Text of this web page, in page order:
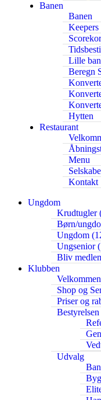
Banen
Banen
Lille
Beregn
Hytten
Restaurant
Menu
Kontakt
Ungdom
Krudtugler
Børn/
Ungdom
Ungsenior
Bliv
Klubben
Velkommen
Shop og
Priser og
Bestyrelsen
Udvalg